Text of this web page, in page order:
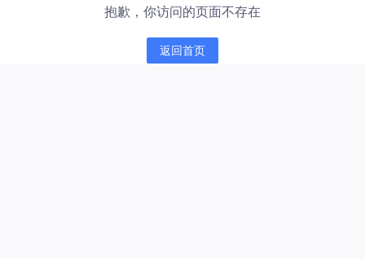
抱歉，你访问的页面不存在
返回首页